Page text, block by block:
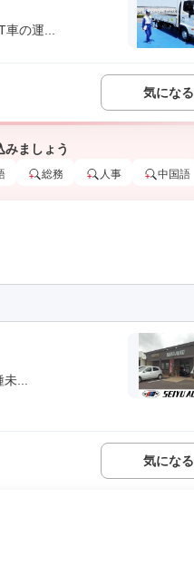
の運...
気になる
みましょう
総務 人事 中国語
...
気になる